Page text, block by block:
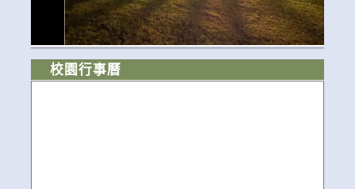
校園行事曆